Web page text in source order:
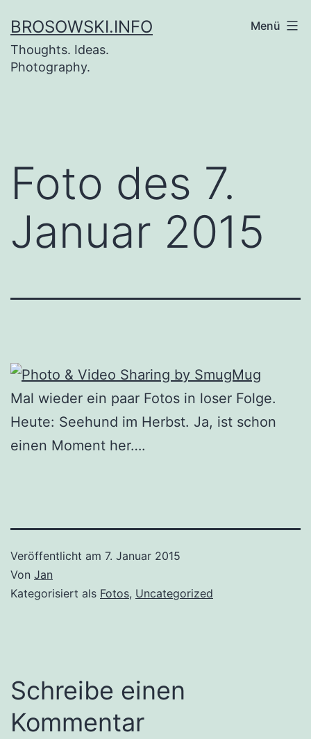
Inhalt
springen
BROSOWSKI.INFO
Thoughts. Ideas.
Photography.
Menü
Foto des 7.
Januar 2015
Mal wieder ein paar Fotos in loser Folge.
Heute: Seehund im Herbst. Ja, ist schon
einen Moment her….
Veröffentlicht am 7. Januar 2015
Von Jan
Kategorisiert als Fotos, Uncategorized
Schreibe einen
Kommentar